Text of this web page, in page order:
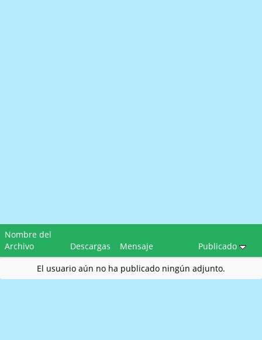
Nombre del
Archivo
Descargas Mensaje
Publicado
El usuario aún no ha publicado ningún adjunto.